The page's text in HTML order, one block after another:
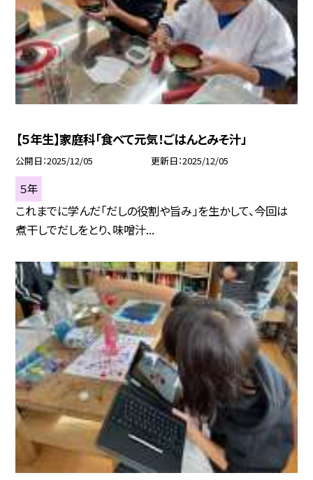
【５年生】家庭科「食べて元気！ごはんとみそ汁」
公開日 2025/12/05 更新日 2025/12/05
５年
これまでに学んだ「だしの役割や旨み」を生かして、今回は
煮干しでだしをとり、味噌汁...